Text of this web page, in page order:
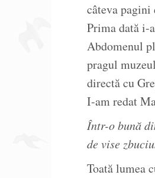
câteva pagini
Prima dată i-
Abdomenul
pragul
directă cu
I-am redat
Într-o bună
de vise
Toată lumea